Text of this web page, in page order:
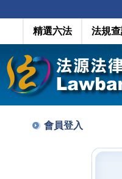
精選六法 法規
會員登入